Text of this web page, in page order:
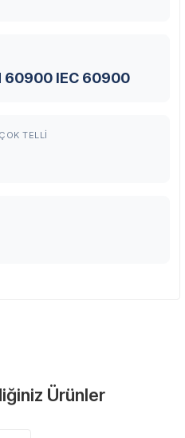
60900 IEC 60900
TELLI
Ürünler